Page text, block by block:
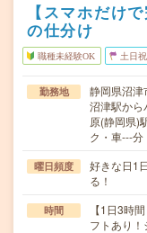
【スマホだけ
の仕分け
職種未経験OK 土日
勤務地
静岡県沼津
沼津駅から
原(静岡県)
ク・車---分
曜日頻度
好きな日1
る！
時間
【1日3時
フトあり